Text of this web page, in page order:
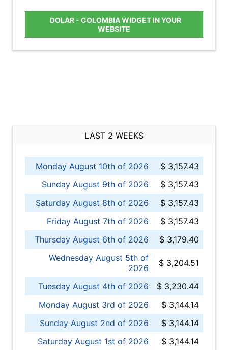
DOLAR - COLOMBIA WIDGET IN YOUR
WEBSITE
LAST 2 WEEKS
Monday August 10th of 2026
$ 3,157.43
Sunday August 9th of 2026
$ 3,157.43
Saturday August 8th of 2026
$ 3,157.43
Friday August 7th of 2026
$ 3,157.43
Thursday August 6th of 2026
$ 3,179.40
Wednesday August 5th of
2026
$ 3,204.51
Tuesday August 4th of 2026
$ 3,230.44
Monday August 3rd of 2026
$ 3,144.14
Sunday August 2nd of 2026
$ 3,144.14
Saturday August 1st of 2026
$ 3,144.14